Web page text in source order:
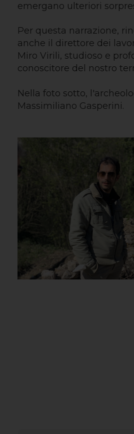
emergano ulteriori
Per questa narrazione,
anche il direttore dei
Miro Virili, studioso e
conoscitore del nostro
Nella foto sotto,
Massimiliano Gasperini.